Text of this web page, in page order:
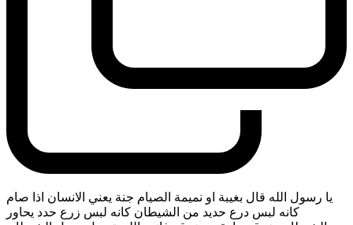
يا رسول الله قال بغيبة او نميمة الصيام جنة يعني الانسان اذا صام
كانه لبس درع حديد من الشيطان كانه لبس زرع حدد يحاور